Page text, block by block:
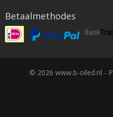
Betaalmethodes
© 2026 www.b-oiled.nl -